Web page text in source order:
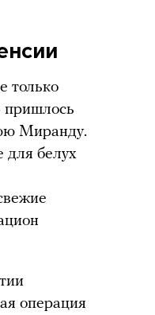
только
пришлось
Миранду.
для белух
операция